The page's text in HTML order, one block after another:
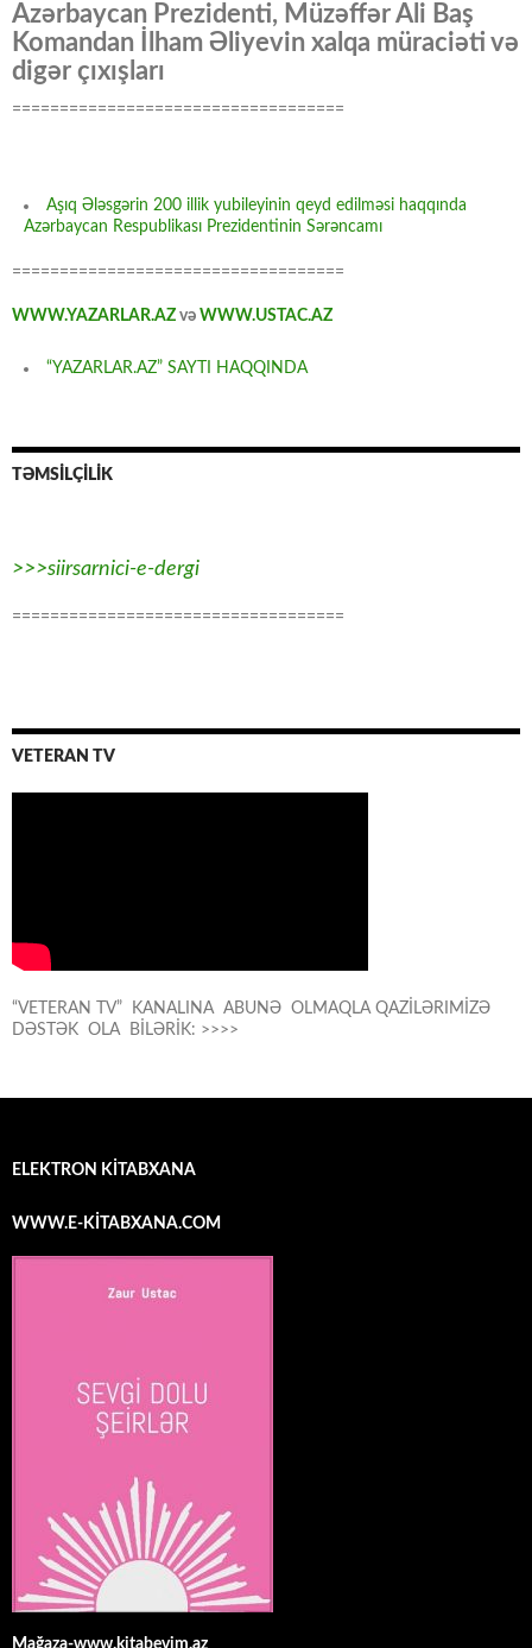
Azərbaycan Prezidenti, Müzəffər Ali Baş
Komandan İlham Əliyevin xalqa müraciəti və
digər çıxışları
===================================
Aşıq Ələsgərin 200 illik yubileyinin qeyd edilməsi haqqında
Azərbaycan Respublikası Prezidentinin Sərəncamı
===================================
WWW.YAZARLAR.AZ və WWW.USTAC.AZ
“YAZARLAR.AZ” SAYTI HAQQINDA
TƏMSİLÇİLİK
>>>siirsarnici-e-dergi
===================================
VETERAN TV
“VETERAN TV” KANALINA ABUNƏ OLMAQLA QAZİLƏRIMİZƏ
DƏSTƏK OLA BİLƏRİK: >>>>
ELEKTRON KİTABXANA
WWW.E-KİTABXANA.COM